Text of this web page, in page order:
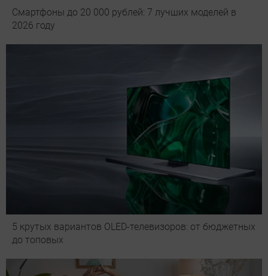
Смартфоны до 20 000 рублей: 7 лучших моделей в
2026 году
5 крутых вариантов OLED-телевизоров: от бюджетных
до топовых